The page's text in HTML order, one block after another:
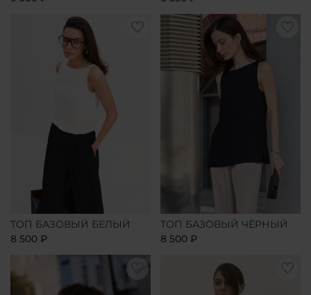
ТОП БАЗОВЫЙ БЕЛЫЙ
8 500 ₽
ТОП БАЗОВЫЙ ЧЁРНЫЙ
8 500 ₽